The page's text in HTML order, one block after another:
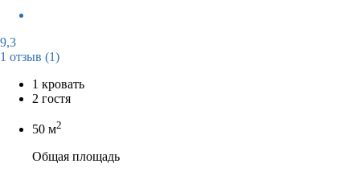
9,3
1 отзыв (1)
1 кровать
2 гостя
50 м2
Общая площадь